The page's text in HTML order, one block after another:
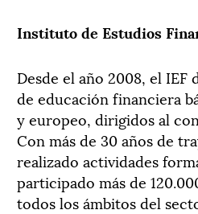
Instituto de Estudios
Desde el año 2008, el
de educación financiera
y europeo, dirigidos al
Con más de 30 años de
realizado actividades
participado más de
todos los ámbitos del